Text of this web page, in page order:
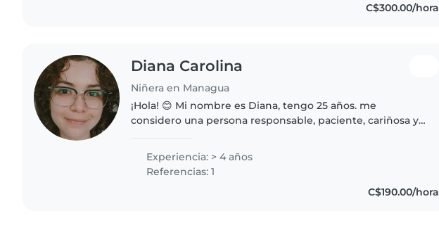
C$300.00/hora
Diana Carolina
Niñera en Managua
¡Hola! 😊 Mi nombre es Diana, tengo 25 años. me
considero una persona responsable, paciente, cariñosa y
encanta crear un ambiente..
Experiencia: > 4 años
Referencias: 1
C$190.00/hora